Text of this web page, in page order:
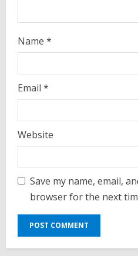
Name *
Email *
Website
Save my name, email,
browser for the next